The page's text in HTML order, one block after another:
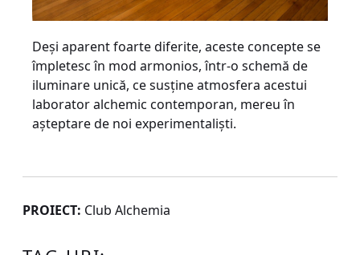
Deşi aparent foarte diferite, aceste concepte se
împletesc în mod armonios, într-o schemă de
iluminare unică, ce susţine atmosfera acestui
laborator alchemic contemporan, mereu în
aşteptare de noi experimentalişti.
PROIECT: Club Alchemia